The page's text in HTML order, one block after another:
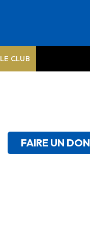
LE CLUB
FAIRE UN DON